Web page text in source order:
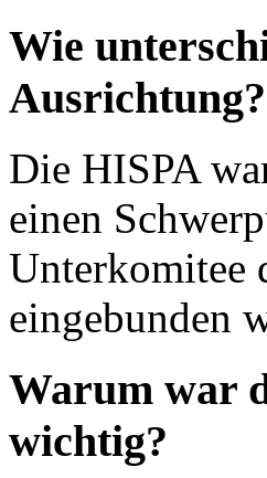
Wie
Ausrichtung?
Die HISPA
einen
Unterkomitee
eingebunden
Warum war
wichtig?